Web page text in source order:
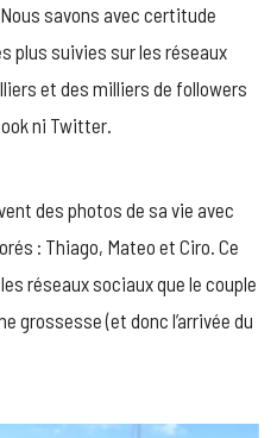
savons avec certitude
plus suivies sur les réseaux
et des milliers de followers
ni Twitter.
des photos de sa vie avec
: Thiago, Mateo et Ciro. Ce
réseaux sociaux que le couple
grossesse (et donc l’arrivée du